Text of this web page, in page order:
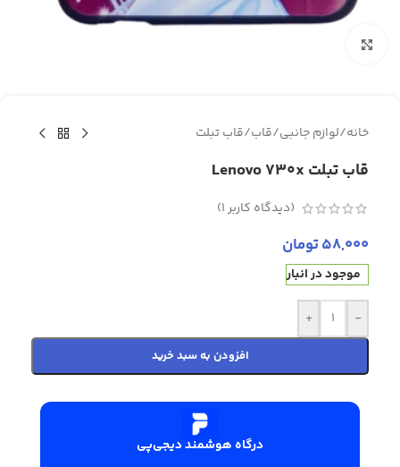
خانه/لوازم جانبی/قاب/قاب تبلت
قاب تبلت Lenovo 730x
(دیدگاه کاربر1
)
58,000تومان
موجود در انبار
-
+
افزودن به سبد خرید
درگاه هوشمند دیجی‌پی